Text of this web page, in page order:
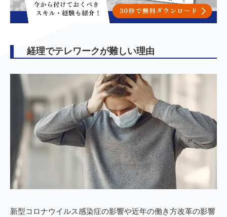
経理でテレワークが難しい理由
新型コロナウイルス感染症の影響や近年の働き方改革の影響